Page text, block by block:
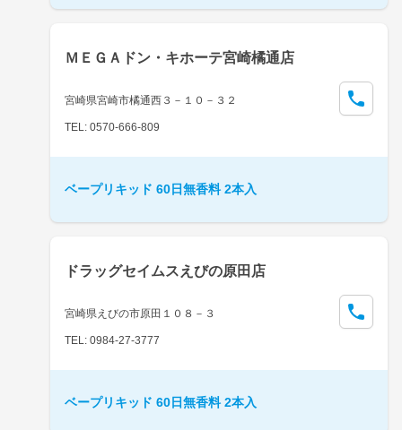
ＭＥＧＡドン・キホーテ宮崎橘通店
宮崎県宮崎市橘通西３－１０－３２
TEL: 0570-666-809
ベープリキッド 60日無香料 2本入
ドラッグセイムスえびの原田店
宮崎県えびの市原田１０８－３
TEL: 0984-27-3777
ベープリキッド 60日無香料 2本入